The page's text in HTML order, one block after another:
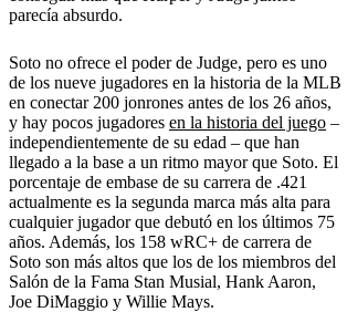
parecía absurdo.
Soto no ofrece el poder de Judge, pero es uno
de los nueve jugadores en la historia de la MLB
en conectar 200 jonrones antes de los 26 años,
y hay pocos jugadores en la historia del juego –
independientemente de su edad – que han
llegado a la base a un ritmo mayor que Soto. El
porcentaje de embase de su carrera de .421
actualmente es la segunda marca más alta para
cualquier jugador que debutó en los últimos 75
años. Además, los 158 wRC+ de carrera de
Soto son más altos que los de los miembros del
Salón de la Fama Stan Musial, Hank Aaron,
Joe DiMaggio y Willie Mays.